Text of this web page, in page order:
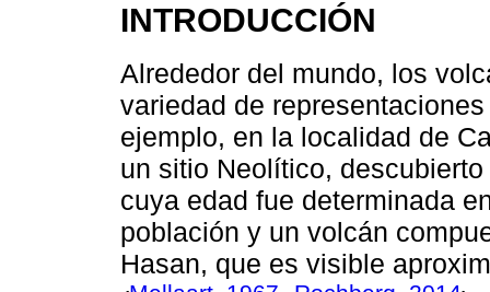
INTRODUCCIÓN
Alrededor del mundo, los
variedad de
ejemplo, en la localidad de
un sitio Neolítico,
cuya edad fue determinada
población y un volcán
Hasan, que es visible